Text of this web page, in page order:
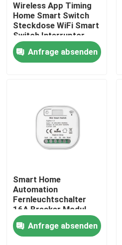
Produkte
Über uns
Fabrik-Ausflug
Qualitätskontrolle
Wireless App Timing
Home Smart Switch
Steckdose WiFi Smart
Switch Interruptor
Intelligente Relais
Unterstützung
Sprachsteuerung
Anfrage absenden
Smart Home
Automation
Fernleuchtschalter
16A Breaker Modul
Tuya Smart Timer
Wandlicht Schalter
Unterstützung
Anfrage absenden